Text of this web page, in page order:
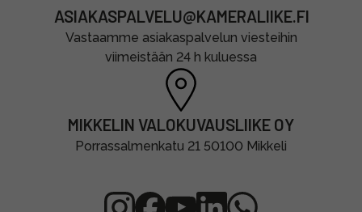
ASIAKASPALVELU@KAMERALIIKE.FI
Vastaamme asiakaspalvelun viesteihin
viimeistään 24 h kuluessa
MIKKELIN VALOKUVAUSLIIKE OY
Porrassalmenkatu 21 50100 Mikkeli